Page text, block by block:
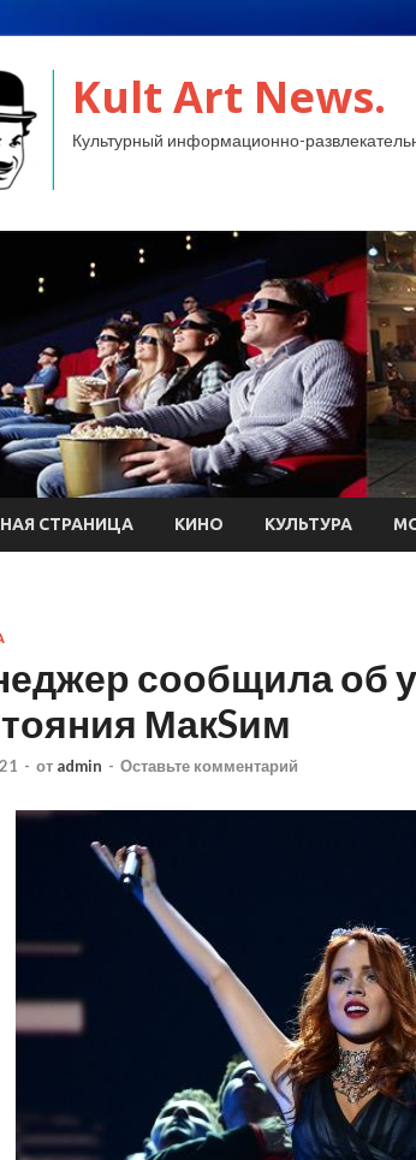
Kult Art News.
Культурный информационно-
СТРАНИЦА КИНО КУЛЬТУРА
сообщила об
МакSим
- от admin - Оставьте комментарий